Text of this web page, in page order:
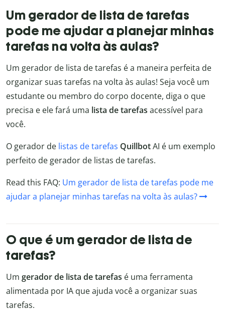
Um gerador de lista de tarefas
pode me ajudar a planejar minhas
tarefas na volta às aulas?
Um gerador de lista de tarefas é a maneira perfeita de
organizar suas tarefas na volta às aulas! Seja você um
estudante ou membro do corpo docente, diga o que
precisa e ele fará uma lista de tarefas acessível para
você.
O gerador de listas de tarefas QuillbotAI é um exemplo
perfeito de gerador de listas de tarefas.
Read this FAQ: Um gerador de lista de tarefas pode me
ajudar a planejar minhas tarefas na volta às aulas?
O que é um gerador de lista de
tarefas?
Um gerador de lista de tarefas é uma ferramenta
alimentada por IA que ajuda você a organizar suas
tarefas.